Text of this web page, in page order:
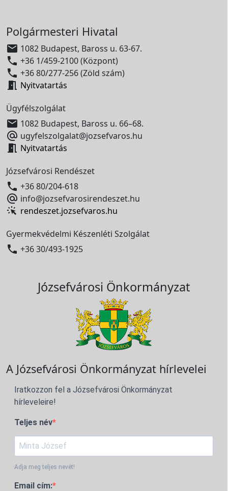
Polgármesteri Hivatal
 1082 Budapest, Baross u. 63-67.
 +36 1/459-2100 (Központ)
 +36 80/277-256 (Zöld szám)
 Nyitvatartás
Ügyfélszolgálat
 1082 Budapest, Baross u. 66–68.
 ugyfelszolgalat@jozsefvaros.hu
 Nyitvatartás
Józsefvárosi Rendészet
 +36 80/204-618
 info@jozsefvarosirendeszet.hu
rendeszet.jozsefvaros.hu
Gyermekvédelmi Készenléti Szolgálat
 +36 30/493-1925
Józsefvárosi Önkormányzat
A Józsefvárosi Önkormányzat hírlevelei
Iratkozzon fel a Józsefvárosi Önkormányzat
hírleveleire!
Teljes név
Adja meg teljes nevét!
Email cím: